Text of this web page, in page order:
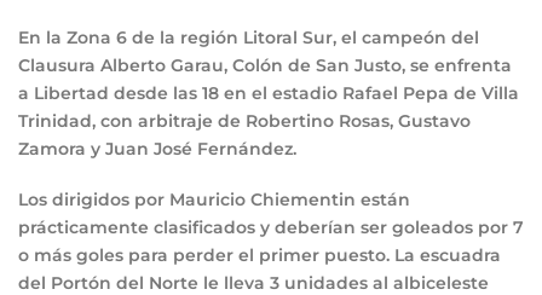
En la Zona 6 de la región Litoral Sur, el campeón del
Clausura Alberto Garau, Colón de San Justo, se enfrenta
a Libertad desde las 18 en el estadio Rafael Pepa de Villa
Trinidad, con arbitraje de Robertino Rosas, Gustavo
Zamora y Juan José Fernández.
Los dirigidos por Mauricio Chiementin están
prácticamente clasificados y deberían ser goleados por 7
o más goles para perder el primer puesto. La escuadra
del Portón del Norte le lleva 3 unidades al albiceleste